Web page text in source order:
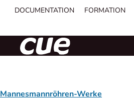
DOCUMENTATION FORMATION
Mannesmannröhren-Werke